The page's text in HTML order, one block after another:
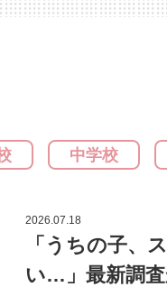
中学校
2026.07.18
「うちの子、
い…」最新調